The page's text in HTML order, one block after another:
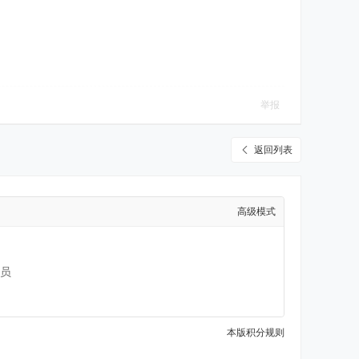
举报
返回列表
高级模式
本版积分规则